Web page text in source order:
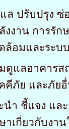
ล ปรับปรุง
งงาน การรัก
ล้อมและระ
มดูแลอาคาร
คีภัย และภัย
นำ ชี้แจง แล
าเกี่ยวกับงา